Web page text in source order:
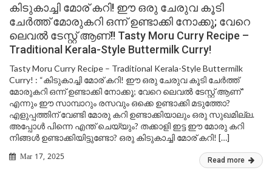
കിടുകാച്ചി മോര് കറി! ഈ ഒരു ചേരുവ കൂടി
ചേർത്ത് മോരുകറി ഒന്ന് ഉണ്ടാക്കി നോക്കൂ; വേറെ
ലെവൽ ടേസ്റ്റ് ആണ്!! Tasty Moru Curry Recipe –
Traditional Kerala-Style Buttermilk Curry!
Tasty Moru Curry Recipe – Traditional Kerala-Style Buttermilk
Curry! : “കിടുകാച്ചി മോര് കറി! ഈ ഒരു ചേരുവ കൂടി ചേർത്ത്
മോരുകറി ഒന്ന് ഉണ്ടാക്കി നോക്കൂ; വേറെ ലെവൽ ടേസ്റ്റ് ആണ്”
എന്നും ഈ സാമ്പാറും രസവും ഒക്കെ ഉണ്ടാക്കി മടുത്തോ?
എളുപ്പത്തിന് വേണ്ടി മോരു കറി ഉണ്ടാക്കിയാലും ഒരു സുഖമില്ല.
അപ്പോൾ പിന്നെ എന്ത് ചെയ്യും? തക്കാളി ഇട്ട ഈ മോരു കറി
നിങ്ങൾ ഉണ്ടാക്കിയിട്ടുണ്ടോ? ഒരു കിടുകാച്ചി മോര് കറി! […]
Mar 17, 2025 Read more